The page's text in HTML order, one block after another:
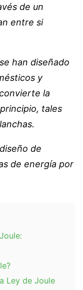
de un
entre si
han diseñado
y
la
tales
de
de energía por
Ley de Joule